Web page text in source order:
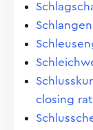
closing